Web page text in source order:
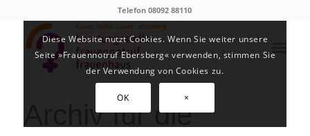
Telefon 08092 88110
Archiv für die
Diese Website nutzt Cookies. Wenn Sie weiter unsere
Seite »Frauennotruf Ebersberg« verwenden, stimmen Sie
der Verwendung von Cookies zu.
OK ×